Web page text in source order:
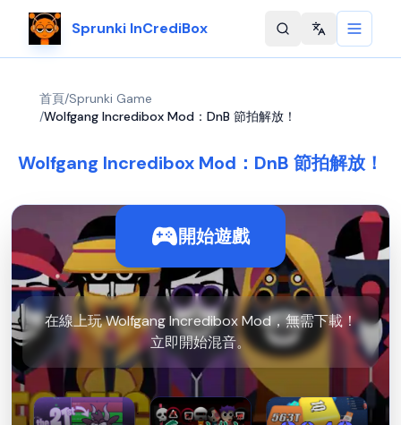
Sprunki InCrediBox Change
首頁/Sprunki Game
/Wolfgang Incredibox Mod：DnB 節拍解放！
Wolfgang Incredibox Mod：DnB 節拍解放！
開始遊戲
在線上玩 Wolfgang Incredibox Mod，無需下載！
立即開始混音。